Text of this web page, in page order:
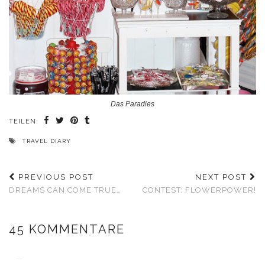
Das Paradies
TEILEN:
TRAVEL DIARY
PREVIOUS POST
DREAMS CAN COME TRUE…
NEXT POST
CONTEST: FLOWERPOWER!
45 KOMMENTARE